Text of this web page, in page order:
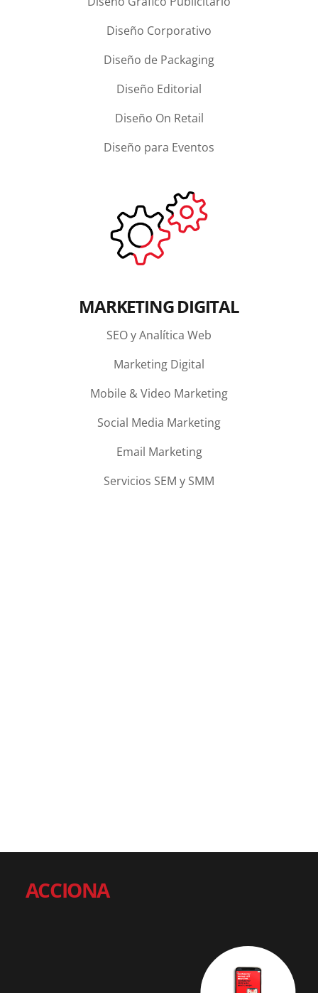
Diseño Corporativo
Diseño de Packaging
Diseño Editorial
Diseño On Retail
Diseño para Eventos
MARKETING DIGITAL
SEO y Analítica Web
Marketing Digital
Mobile & Video Marketing
Social Media Marketing
Email Marketing
Servicios SEM y SMM
ACCIONA